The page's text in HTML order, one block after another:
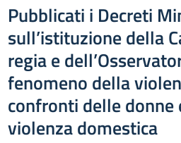
Pubblicati i Decreti
sull’istituzione della
regia e
fenomeno della
confronti delle donne
violenza domestica